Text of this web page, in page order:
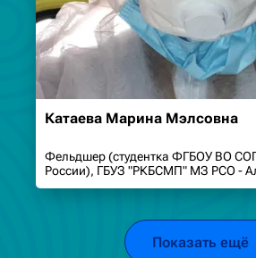
Катаева Марина Мэлсовна
Фельдшер (студентка ФГБОУ ВО
России), ГБУЗ "РКБСМП" МЗ РСО -
Показать ещё